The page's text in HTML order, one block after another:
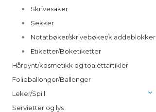
Skrivesaker
Sekker
Notatbøker/skrivebøker/kladdeblokker
Etiketter/Boketiketter
Hårpynt/kosmetikk og toalettartikler
Folieballonger/Ballonger
Leker/Spill
Servietter og lys